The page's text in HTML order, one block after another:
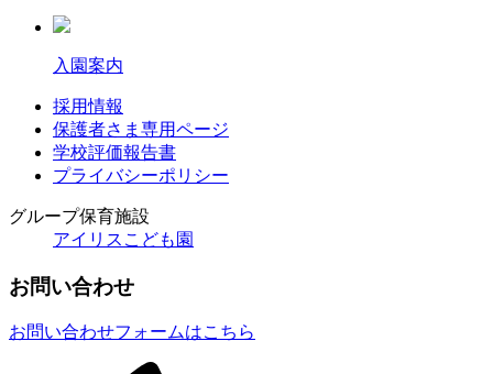
入園案内
採用情報
保護者さま専用ページ
学校評価報告書
プライバシーポリシー
グループ保育施設
アイリスこども園
お問い合わせ
お問い合わせフォームはこちら